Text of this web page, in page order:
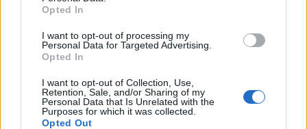
Opted In
I want to opt-out of processing my
Personal Data for Targeted Advertising.
Opted In
I want to opt-out of Collection, Use,
Retention, Sale, and/or Sharing of my
Personal Data that Is Unrelated with the
Purposes for which it was collected.
Opted Out
Slovenj Gradec
Kategorije: Novice Novice
Ključne besede: Knjižnica Ksaverja Mežka
smrt